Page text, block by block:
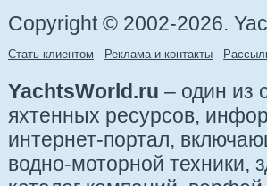
Copyright © 2002-2026.
Стать клиентом Реклама и контакты
YachtsWorld.ru – один из
яхтенных ресурсов,
интернет-портал,
водно-моторной техники,